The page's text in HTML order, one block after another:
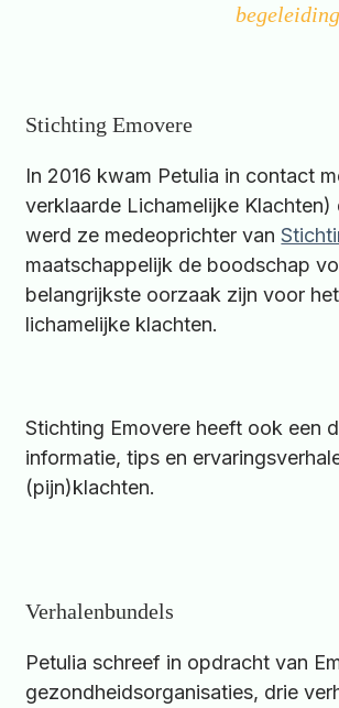
Stichting Emovere
In 2016 kwam Petulia in contact
verklaarde Lichamelijke
werd ze medeoprichter van
maatschappelijk de boodschap
belangrijkste oorzaak zijn voor
lichamelijke klachten.
Stichting Emovere heeft ook een
informatie, tips en
(pijn)klachten.
Verhalenbundels
Petulia schreef in opdracht van
gezondheidsorganisaties, drie